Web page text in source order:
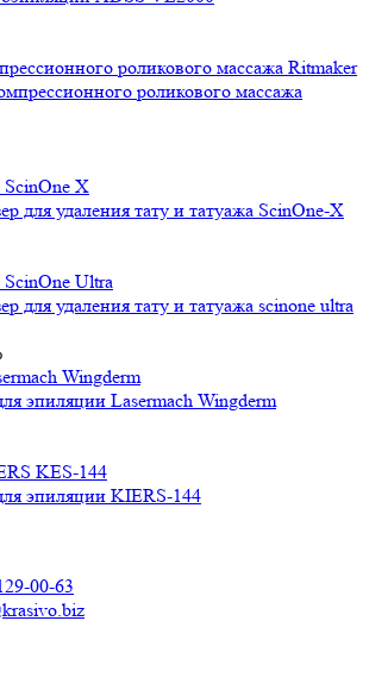
роликового массажа Ritmaker
X
Ultra
Wingderm
KES-144
00-63